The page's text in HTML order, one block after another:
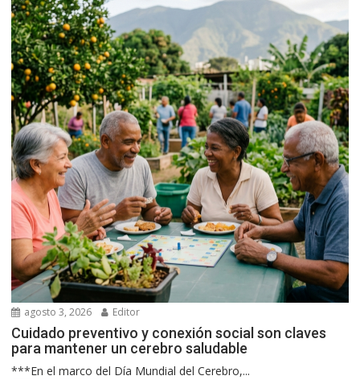
agosto 3, 2026 Editor
Cuidado preventivo y conexión social son claves
para mantener un cerebro saludable
***En el marco del Día Mundial del Cerebro,...